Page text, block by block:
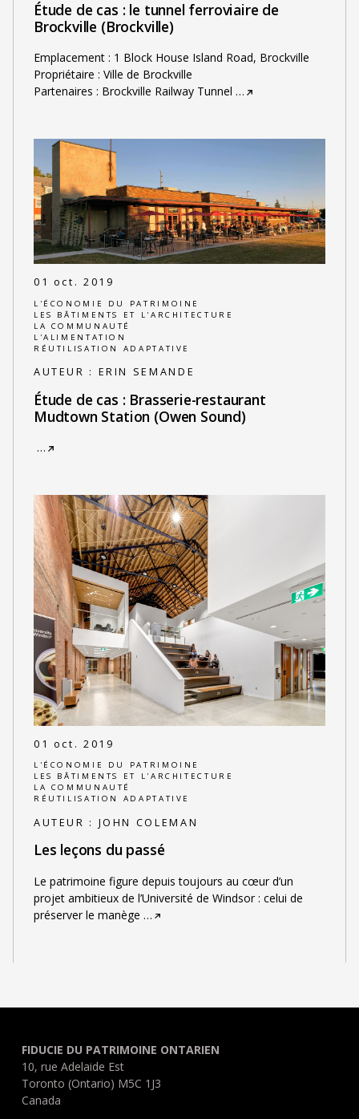
Étude de cas : le tunnel ferroviaire de
Brockville (Brockville)
Emplacement : 1 Block House Island Road, Brockville
Propriétaire : Ville de Brockville
Partenaires : Brockville Railway Tunnel …
01 oct. 2019
L'ÉCONOMIE DU PATRIMOINE
LES BÂTIMENTS ET L'ARCHITECTURE
LA COMMUNAUTÉ
L'ALIMENTATION
RÉUTILISATION ADAPTATIVE
AUTEUR : ERIN SEMANDE
Étude de cas : Brasserie-restaurant
Mudtown Station (Owen Sound)
…
01 oct. 2019
L'ÉCONOMIE DU PATRIMOINE
LES BÂTIMENTS ET L'ARCHITECTURE
LA COMMUNAUTÉ
RÉUTILISATION ADAPTATIVE
AUTEUR : JOHN COLEMAN
Les leçons du passé
Le patrimoine figure depuis toujours au cœur d’un
projet ambitieux de l’Université de Windsor : celui de
préserver le manège …
FIDUCIE DU PATRIMOINE ONTARIEN
10, rue Adelaide Est
Toronto (Ontario) M5C 1J3
Canada